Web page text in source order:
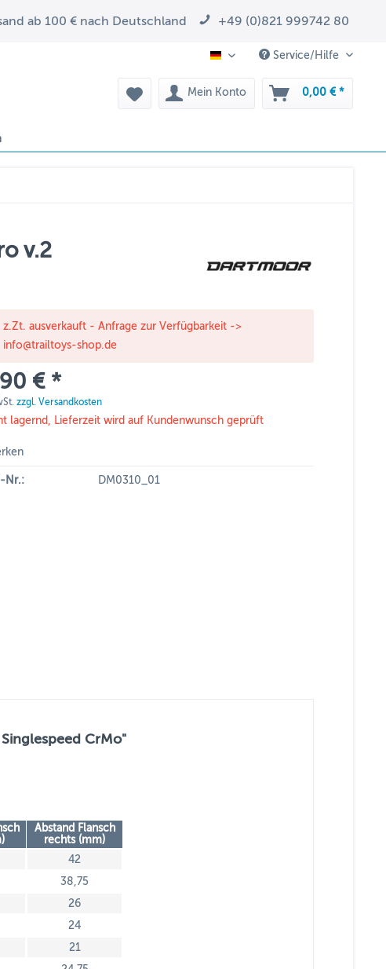
ab 100 € nach Deutschland +49 (0)821 999742 80
DE Service/Hilfe
Mein Konto 0,00 € *
v.2
z.Zt. ausverkauft - Anfrage zur Verfügbarkeit ->
info@trailtoys-shop.de
€ *
zzgl. Versandkosten
lagernd, Lieferzeit wird auf Kundenwunsch geprüft
Nr.: DM0310_01
CrMo"
Abstand Flansch
rechts (mm)
42
38,75
26
24
21